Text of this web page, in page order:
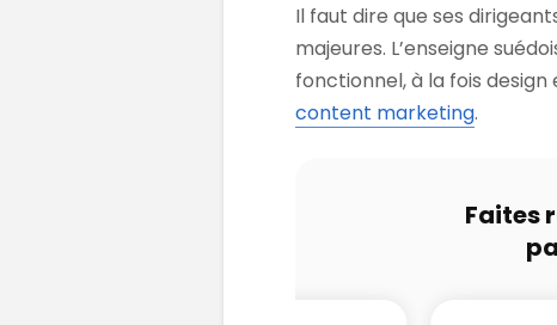
Il faut dire que ses
majeures. L’enseigne
fonctionnel, à la fois design
content marketing.
Faites